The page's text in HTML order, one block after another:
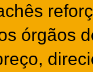
órgãos